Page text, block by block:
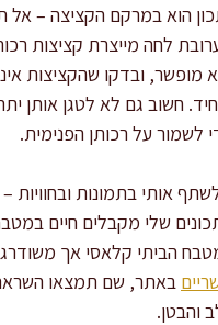
הוא במרקם הקציצה – אל
לחה מייצרת קציצות
ובדקו שהקציצות
חשוב גם לא לטגן אותן
לשמור על רכותן הפנימית.
אותי בתמונות ובחוויות
שלי מקבלים חיים
הביתי קלאסי אך
באתר, שם תמצאו השראה
והבטן.